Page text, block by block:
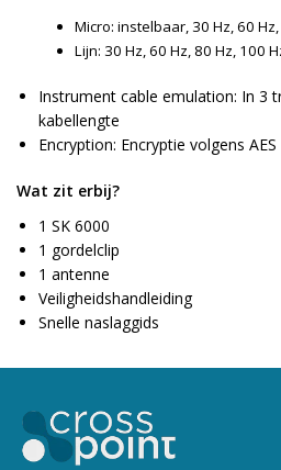
Micro: instelbaar, 30 Hz, 60
Lijn: 30 Hz, 60 Hz, 80 Hz, 100
Instrument cable emulation: In 3
kabellengte
Encryption: Encryptie volgens
Wat zit erbij?
1 SK 6000
1 gordelclip
1 antenne
Veiligheidshandleiding
Snelle naslaggids